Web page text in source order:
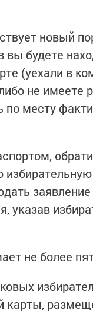
новый
будете
(уехали в
не имеете
месту
указав
не более
карты,